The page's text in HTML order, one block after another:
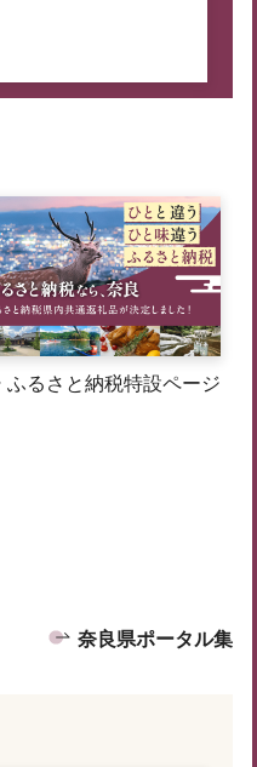
ふるさと納税特設ページ
奈良県ポータル集